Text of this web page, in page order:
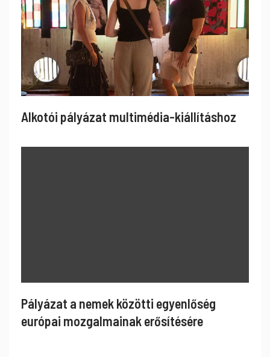
Alkotói pályázat multimédia-kiállításhoz
Pályázat a nemek közötti egyenlőség
európai mozgalmainak erősítésére